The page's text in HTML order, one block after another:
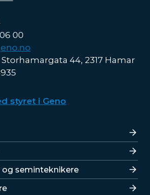
00
Storhamargata 44, 2317 Hamar
styret i Geno
seminteknikere